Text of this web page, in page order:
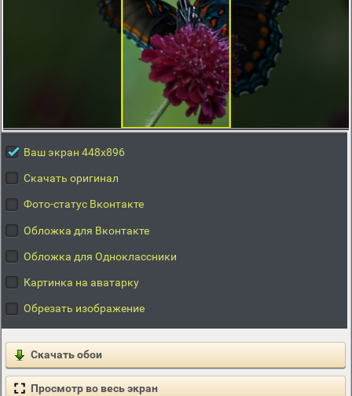
Ваш экран 448x896
Скачать оригинал
Фото-статус Вконтакте
Обложка для Вконтакте
Обложка для Одноклассники
Картинка на аватарку
Обрезать изображение
Скачать обои
Просмотр во весь экран